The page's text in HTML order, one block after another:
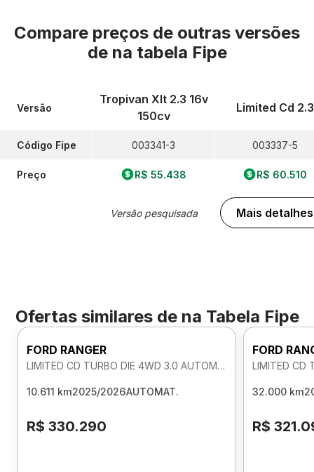
Compare preços de outras versões
de na tabela Fipe
Versão
Código Fipe
Preço
Tropivan Xlt 2.3 16v
150cv
003341-3
R$ 55.438
Versão pesquisada
Limited Cd 2.3
003337-5
R$ 60.510
Mais detalhes
Ofertas similares de na Tabela Fipe
FORD RANGER
LIMITED CD TURBO DIE 4WD 3.0 AUTOMATICO
10.611 km2025/2026AUTOMAT.
R$ 330.290
FORD
32.000 km
R$